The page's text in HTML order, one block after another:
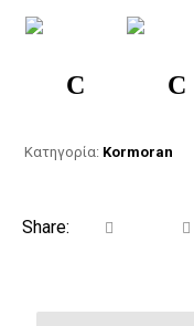
C C
Κατηγορία: Kormoran